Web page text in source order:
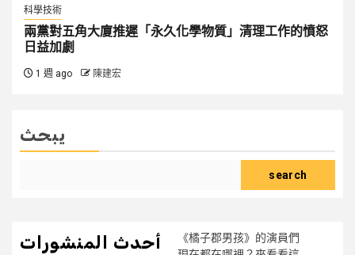
科學技術
兩黨對五角大廈推遲「永久化學物質」清理工作的憤怒
日益加劇
1 週 ago 陳建宏
يبحث
search
أحدث المنشورات
《橘子郡男孩》的演員們